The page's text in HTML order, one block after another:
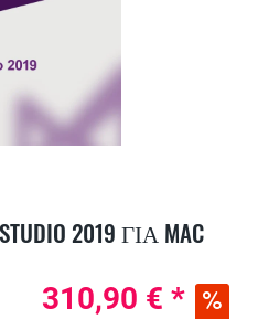
2019 ΓΙΑ MAC
310,90 € *